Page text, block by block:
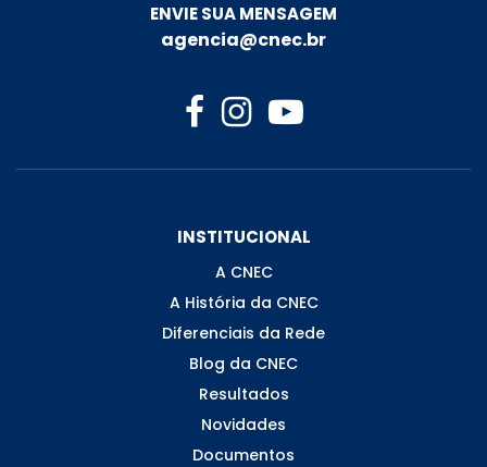
ENVIE SUA MENSAGEM
agencia@cnec.br
INSTITUCIONAL
A CNEC
A História da CNEC
Diferenciais da Rede
Blog da CNEC
Resultados
Novidades
Documentos